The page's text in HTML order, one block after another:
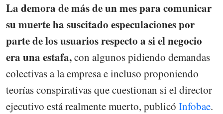
La demora de más de un mes para comunicar
su muerte ha suscitado especulaciones por
parte de los usuarios respecto a si el negocio
era una estafa,con algunos pidiendo demandas
colectivas a la empresa e incluso proponiendo
teorías conspirativas que cuestionan si el director
ejecutivo está realmente muerto, publicó Infobae.